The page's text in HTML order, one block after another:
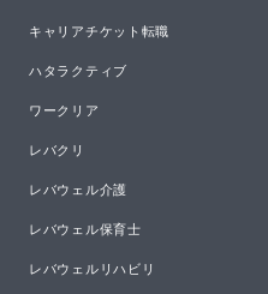
キャリアチケット転職
ハタラクティブ
ワークリア
レバクリ
レバウェル介護
レバウェル保育士
レバウェルリハビリ